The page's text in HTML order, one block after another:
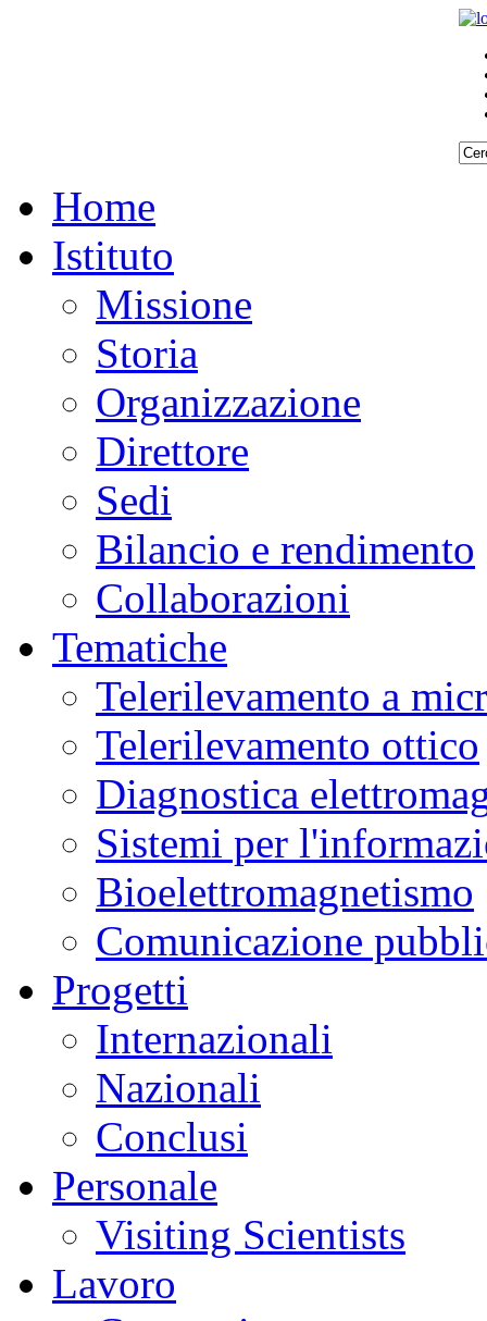
Home
Istituto
Missione
Storia
Organizzazione
Direttore
Sedi
Bilancio e rendimento
Collaborazioni
Tematiche
Telerilevamento a
Telerilevamento ottico
Diagnostica
Sistemi per
Bioelettromagnetismo
Comunicazione
Progetti
Internazionali
Nazionali
Conclusi
Personale
Visiting Scientists
Lavoro